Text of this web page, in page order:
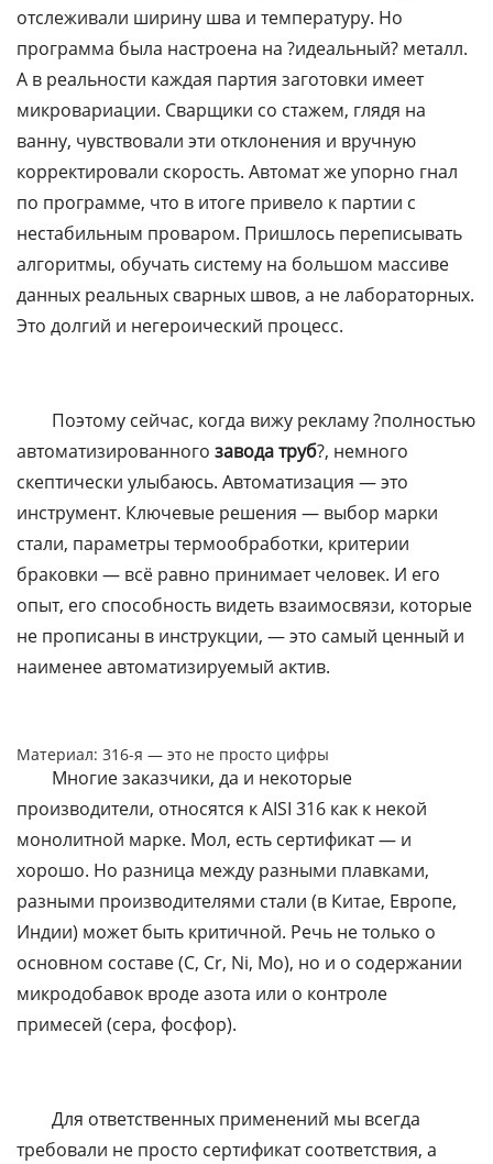
отслеживали ширину шва и температуру. Но
программа была настроена на ?идеальный? металл.
А в реальности каждая партия заготовки имеет
микровариации. Сварщики со стажем, глядя на
ванну, чувствовали эти отклонения и вручную
корректировали скорость. Автомат же упорно гнал
по программе, что в итоге привело к партии с
нестабильным проваром. Пришлось переписывать
алгоритмы, обучать систему на большом массиве
данных реальных сварных швов, а не лабораторных.
Это долгий и негероический процесс.
Поэтому сейчас, когда вижу рекламу ?полностью
автоматизированного завода труб?, немного
скептически улыбаюсь. Автоматизация — это
инструмент. Ключевые решения — выбор марки
стали, параметры термообработки, критерии
браковки — всё равно принимает человек. И его
опыт, его способность видеть взаимосвязи, которые
не прописаны в инструкции, — это самый ценный и
наименее автоматизируемый актив.
Материал: 316-я — это не просто цифры
Многие заказчики, да и некоторые
производители, относятся к AISI 316 как к некой
монолитной марке. Мол, есть сертификат — и
хорошо. Но разница между разными плавками,
разными производителями стали (в Китае, Европе,
Индии) может быть критичной. Речь не только о
основном составе (C, Cr, Ni, Mo), но и о содержании
микродобавок вроде азота или о контроле
примесей (сера, фосфор).
Для ответственных применений мы всегда
требовали не просто сертификат соответствия, а